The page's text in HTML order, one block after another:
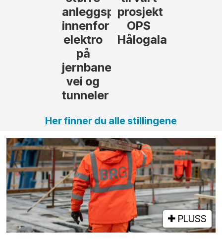
Hålogalandsvegen
Her finner du alle stillingene
PLUSS